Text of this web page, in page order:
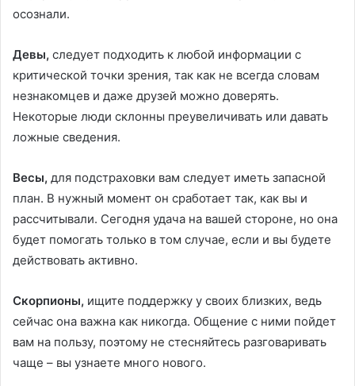
осознали.
Девы, следует подходить к любой информации с
критической точки зрения, так как не всегда словам
незнакомцев и даже друзей можно доверять.
Некоторые люди склонны преувеличивать или давать
ложные сведения.
Весы, для подстраховки вам следует иметь запасной
план. В нужный момент он сработает так, как вы и
рассчитывали. Сегодня удача на вашей стороне, но она
будет помогать только в том случае, если и вы будете
действовать активно.
Скорпионы, ищите поддержку у своих близких, ведь
сейчас она важна как никогда. Общение с ними пойдет
вам на пользу, поэтому не стесняйтесь разговаривать
чаще – вы узнаете много нового.